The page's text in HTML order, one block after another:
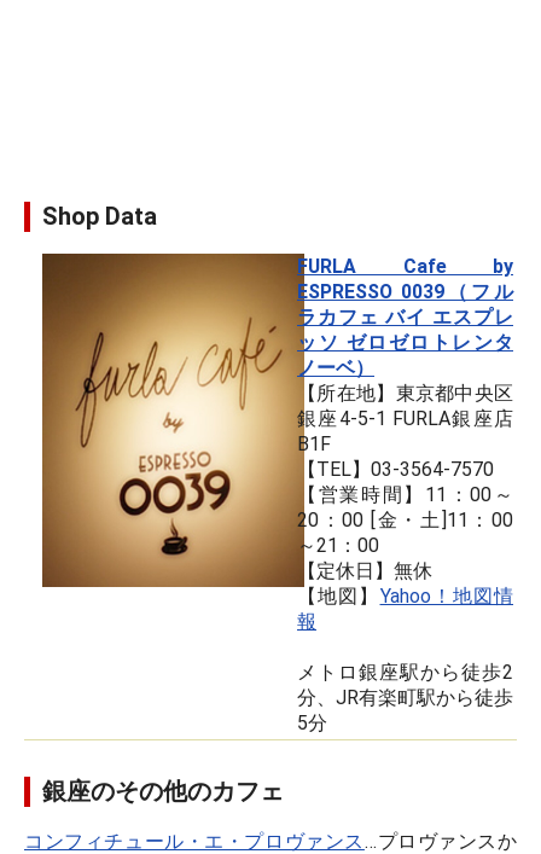
Shop Data
FURLA Cafe by
ESPRESSO 0039（フル
ラカフェ バイ エスプレ
ッソ ゼロゼロトレンタ
ノーベ）
【所在地】東京都中央区
銀座4-5-1 FURLA銀座店
B1F
【TEL】03-3564-7570
【営業時間】11：00～
20：00 [金・土]11：00
～21：00
【定休日】無休
【地図】 Yahoo！地図情
報
メトロ銀座駅から徒歩2
分、JR有楽町駅から徒歩
5分
銀座のその他のカフェ
コンフィチュール・エ・プロヴァンス…プロヴァンスか